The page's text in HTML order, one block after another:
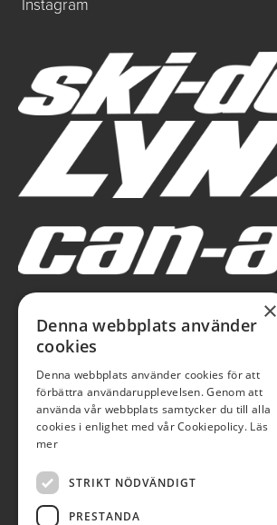
×
Denna webbplats använder
cookies
Denna webbplats använder cookies för att
förbättra användarupplevelsen. Genom att
använda vår webbplats samtycker du till alla
cookies i enlighet med vår Cookiepolicy. Läs
mer
STRIKT NÖDVÄNDIGT
PRESTANDA